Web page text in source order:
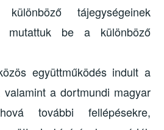
tájegységeinek
mutattuk be a különböző
együttműködés indult a
valamint a dortmundi magyar
további fellépésekre,